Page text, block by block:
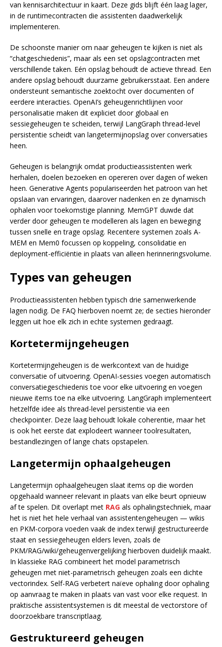
van kennisarchitectuur in kaart. Deze gids blijft één laag lager,
in de runtimecontracten die assistenten daadwerkelijk
implementeren.
De schoonste manier om naar geheugen te kijken is niet als
“chatgeschiedenis”, maar als een set opslagcontracten met
verschillende taken. Eén opslag behoudt de actieve thread. Een
andere opslag behoudt duurzame gebruikersstaat. Een andere
ondersteunt semantische zoektocht over documenten of
eerdere interacties. OpenAI’s geheugenrichtlijnen voor
personalisatie maken dit expliciet door globaal en
sessiegeheugen te scheiden, terwijl LangGraph thread-level
persistentie scheidt van langetermijnopslag over conversaties
heen.
Geheugen is belangrijk omdat productieassistenten werk
herhalen, doelen bezoeken en opereren over dagen of weken
heen. Generative Agents populariseerden het patroon van het
opslaan van ervaringen, daarover nadenken en ze dynamisch
ophalen voor toekomstige planning. MemGPT duwde dat
verder door geheugen te modelleren als lagen en beweging
tussen snelle en trage opslag. Recentere systemen zoals A-
MEM en Mem0 focussen op koppeling, consolidatie en
deployment-efficiëntie in plaats van alleen herinneringsvolume.
Types van geheugen
Productieassistenten hebben typisch drie samenwerkende
lagen nodig. De FAQ hierboven noemt ze; de secties hieronder
leggen uit hoe elk zich in echte systemen gedraagt.
Kortetermijngeheugen
Kortetermijngeheugen is de werkcontext van de huidige
conversatie of uitvoering. OpenAI-sessies voegen automatisch
conversatiegeschiedenis toe voor elke uitvoering en voegen
nieuwe items toe na elke uitvoering. LangGraph implementeert
hetzelfde idee als thread-level persistentie via een
checkpointer. Deze laag behoudt lokale coherentie, maar het
is ook het eerste dat explodeert wanneer toolresultaten,
bestandlezingen of lange chats opstapelen.
Langetermijn ophaalgeheugen
Langetermijn ophaalgeheugen slaat items op die worden
opgehaald wanneer relevant in plaats van elke beurt opnieuw
af te spelen. Dit overlapt met RAG als ophalingstechniek, maar
het is niet het hele verhaal van assistentengeheugen — wikis
en PKM-corpora voeden vaak de index terwijl gestructureerde
staat en sessiegeheugen elders leven, zoals de
PKM/RAG/wiki/geheugenvergelijking hierboven duidelijk maakt.
In klassieke RAG combineert het model parametrisch
geheugen met niet-parametrisch geheugen zoals een dichte
vectorindex. Self-RAG verbetert naïeve ophaling door ophaling
op aanvraag te maken in plaats van vast voor elke request. In
praktische assistentsystemen is dit meestal de vectorstore of
doorzoekbare transcriptlaag.
Gestruktureerd geheugen